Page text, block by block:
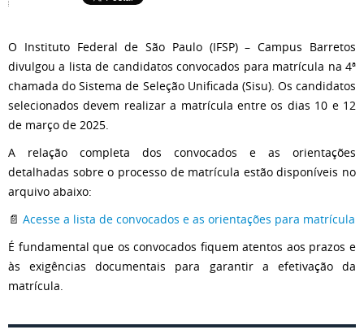
O Instituto Federal de São Paulo (IFSP) – Campus Barretos
divulgou a lista de candidatos convocados para matrícula na 4ª
chamada do Sistema de Seleção Unificada (Sisu). Os candidatos
selecionados devem realizar a matrícula entre os dias 10 e 12
de março de 2025.
A relação completa dos convocados e as orientações
detalhadas sobre o processo de matrícula estão disponíveis no
arquivo abaixo:
📄 Acesse a lista de convocados e as orientações para matrícula
É fundamental que os convocados fiquem atentos aos prazos e
às exigências documentais para garantir a efetivação da
matrícula.